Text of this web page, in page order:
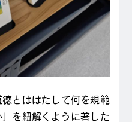
とははたして何を規範
を紐解くように著した